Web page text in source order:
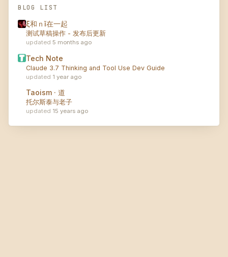
BLOG LIST
ξ和ｎǐ在一起
测试草稿操作 - 发布后更新
5 months ago
Tech Note
Claude 3.7 Thinking and Tool Use Dev Guide
1 year ago
Taoism · 道
托尔斯泰与老子
15 years ago